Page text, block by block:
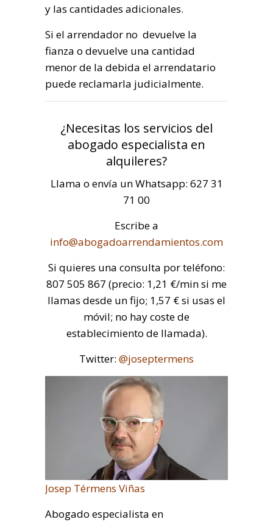
y las cantidades adicionales.
Si el arrendador no devuelve la
fianza o devuelve una cantidad
menor de la debida el arrendatario
puede reclamarla judicialmente.
¿Necesitas los servicios del
abogado especialista en
alquileres?
Llama o envía un Whatsapp: 627 31
71 00
Escribe a
info@abogadoarrendamientos.com
Si quieres una consulta por teléfono:
807 505 867 (precio: 1,21 €/min si me
llamas desde un fijo; 1,57 € si usas el
móvil; no hay coste de
establecimiento de llamada).
Twitter: @joseptermens
Josep Térmens Viñas
Abogado especialista en